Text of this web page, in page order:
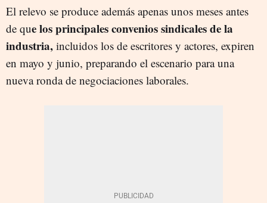
El relevo se produce además apenas unos meses antes
de que los principales convenios sindicales de la
industria, incluidos los de escritores y actores, expiren
en mayo y junio, preparando el escenario para una
nueva ronda de negociaciones laborales.